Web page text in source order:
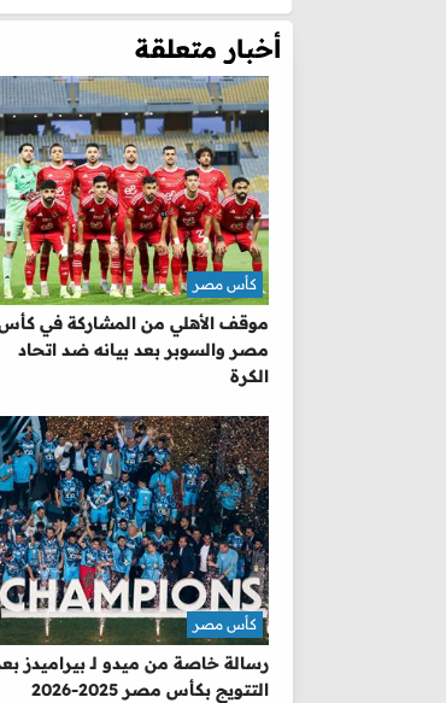
أخبار متعلقة
موقف الأهلي من المشاركة في
مصر والسوبر بعد بيانه ضد اتحاد
الكرة
كأس مصر
رسالة خاصة من ميدو لـ بيراميدز
التتويج بكأس مصر 2025-2026
كأس مصر